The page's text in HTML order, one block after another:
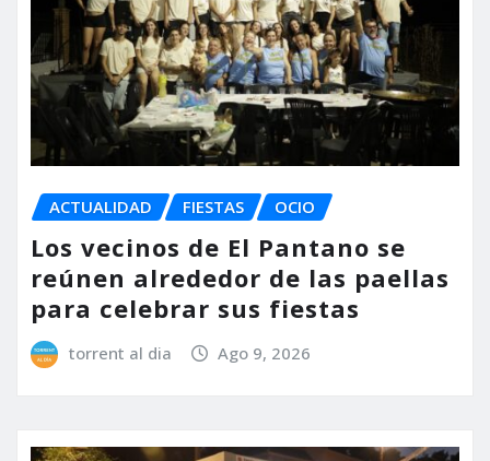
ACTUALIDAD FIESTAS OCIO
Los vecinos de El Pantano se
reúnen alrededor de las paellas
para celebrar sus fiestas
torrent al dia Ago 9, 2026